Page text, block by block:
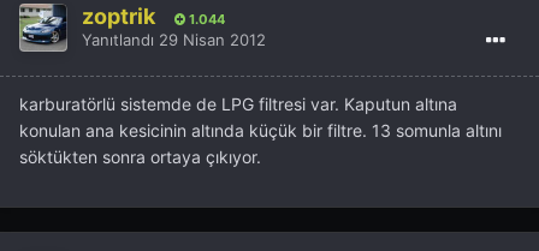
zoptrik 1.044
Yanıtlandı 29 Nisan 2012
karburatörlü sistemde de LPG filtresi var. Kaputun altına
konulan ana kesicinin altında küçük bir filtre. 13 somunla altını
söktükten sonra ortaya çıkıyor.